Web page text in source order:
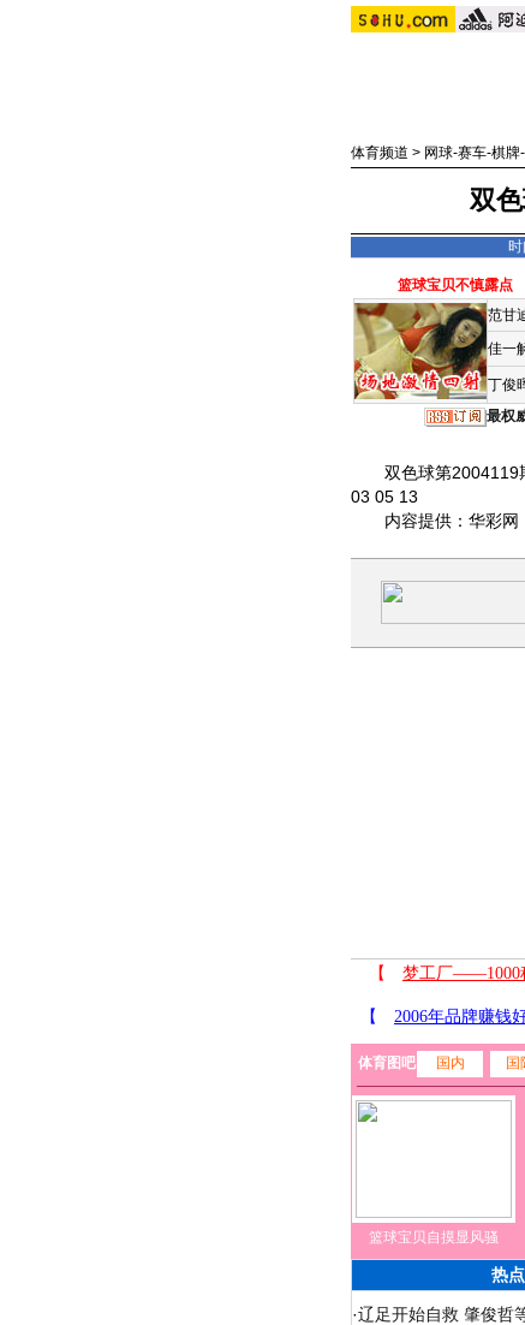
体育频道 > 网球-赛车-棋
双
篮球宝贝不慎露点
范甘
佳一
丁俊
最权
双色球第2004119期
03 05 13
内容提供：华彩网
体育图吧 国内 国
篮球宝贝自摸显风骚
热
·辽足开始自救 肇俊哲